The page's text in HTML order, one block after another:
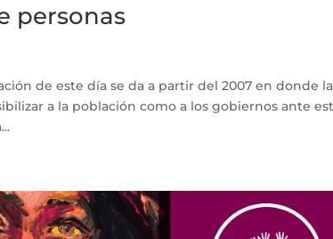
personas
de este día se da a partir del 2007 en donde la
a la población como a los gobiernos ante